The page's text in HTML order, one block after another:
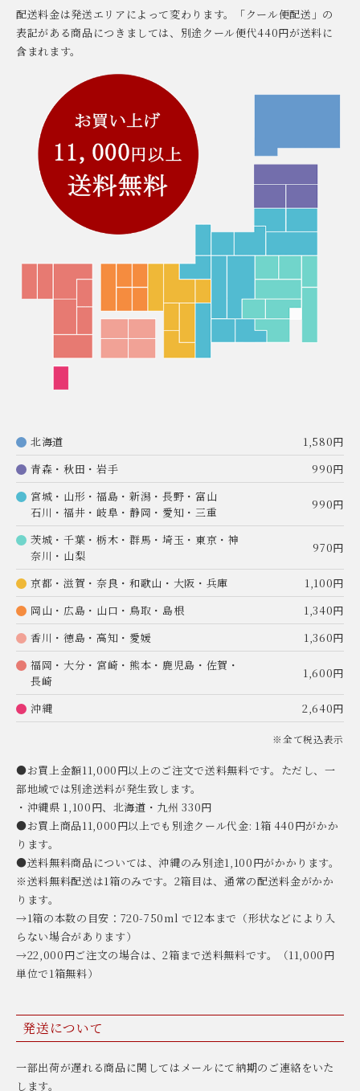
配送料金は発送エリアによって変わります。「クール便配送」の
表記がある商品につきましては、別途クール便代440円が送料に
含まれます。
北海道
1,580円
青森・秋田・岩手
990円
宮城・山形・福島・新潟・長野・富山
石川・福井・岐阜・静岡・愛知・三重
990円
茨城・千葉・栃木・群馬・埼玉・東京・神
奈川・山梨
970円
京都・滋賀・奈良・和歌山・大阪・兵庫
1,100円
岡山・広島・山口・鳥取・島根
1,340円
香川・徳島・高知・愛媛
1,360円
福岡・大分・宮崎・熊本・鹿児島・佐賀・
長崎
1,600円
沖縄 2,640円
※全て税込表示
●お買上金額11,000円以上のご注文で送料無料です。ただし、一
部地域では別途送料が発生致します。
・沖縄県 1,100円、北海道・九州 330円
●お買上商品11,000円以上でも別途クール代金: 1箱 440円がかか
ります。
●送料無料商品については、沖縄のみ別途1,100円がかかります。
※送料無料配送は1箱のみです。2箱目は、通常の配送料金がかか
ります。
→1箱の本数の目安：720-750ml で12本まで（形状などにより入
らない場合があります）
→22,000円ご注文の場合は、2箱まで送料無料です。（11,000円
単位で1箱無料）
発送について
一部出荷が遅れる商品に関してはメールにて納期のご連絡をいた
します。